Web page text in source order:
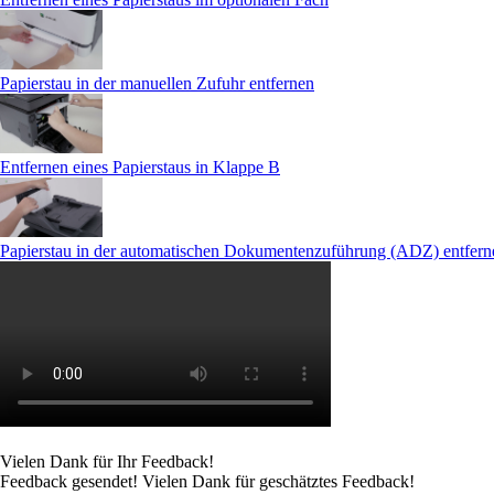
Papierstau in der manuellen Zufuhr entfernen
Entfernen eines Papierstaus in Klappe B
Papierstau in der automatischen Dokumentenzuführung (ADZ)
Vielen Dank für Ihr Feedback!
Feedback gesendet! Vielen Dank für geschätztes Feedback!